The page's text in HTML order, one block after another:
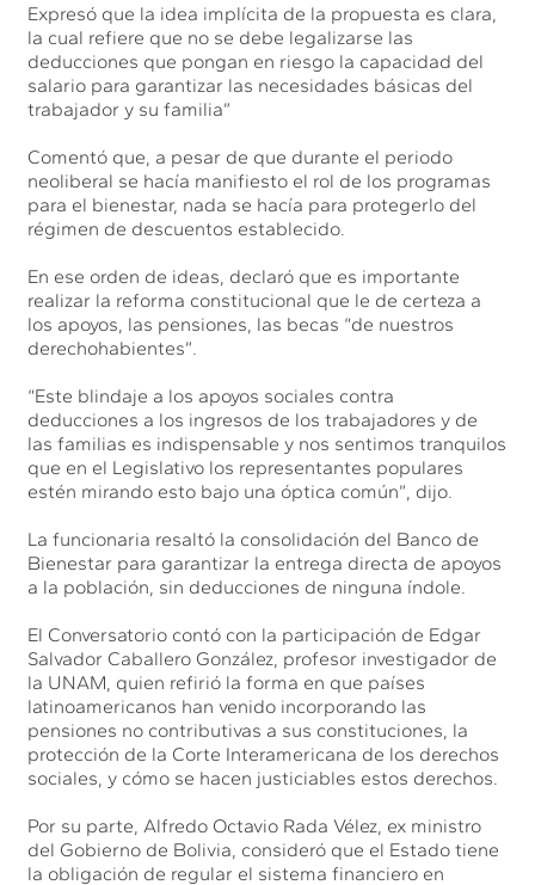
Expresó que la idea implícita de la propuesta es clara,
la cual refiere que no se debe legalizarse las
deducciones que pongan en riesgo la capacidad del
salario para garantizar las necesidades básicas del
trabajador y su familia”
Comentó que, a pesar de que durante el periodo
neoliberal se hacía manifiesto el rol de los programas
para el bienestar, nada se hacía para protegerlo del
régimen de descuentos establecido.
En ese orden de ideas, declaró que es importante
realizar la reforma constitucional que le de certeza a
los apoyos, las pensiones, las becas “de nuestros
derechohabientes”.
“Este blindaje a los apoyos sociales contra
deducciones a los ingresos de los trabajadores y de
las familias es indispensable y nos sentimos tranquilos
que en el Legislativo los representantes populares
estén mirando esto bajo una óptica común”, dijo.
La funcionaria resaltó la consolidación del Banco de
Bienestar para garantizar la entrega directa de apoyos
a la población, sin deducciones de ninguna índole.
El Conversatorio contó con la participación de Edgar
Salvador Caballero González, profesor investigador de
la UNAM, quien refirió la forma en que países
latinoamericanos han venido incorporando las
pensiones no contributivas a sus constituciones, la
protección de la Corte Interamericana de los derechos
sociales, y cómo se hacen justiciables estos derechos.
Por su parte, Alfredo Octavio Rada Vélez, ex ministro
del Gobierno de Bolivia, consideró que el Estado tiene
la obligación de regular el sistema financiero en